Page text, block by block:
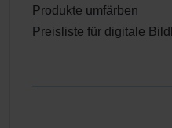
Produkte umfärben
Preisliste für digitale